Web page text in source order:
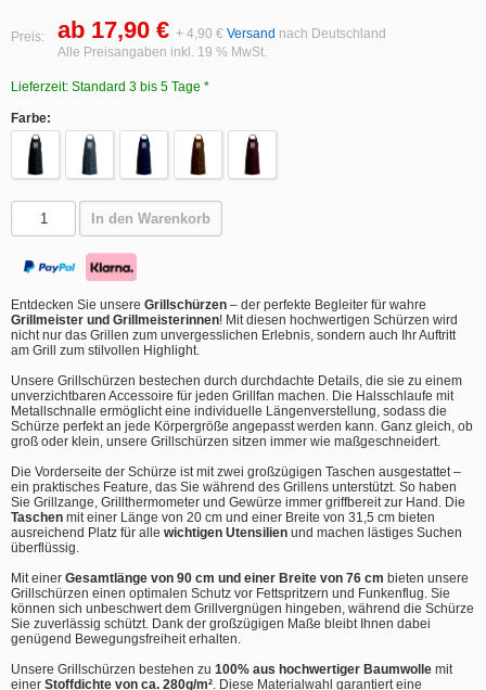
Preis: ab 17,90 € + 4,90 € Versand nach Deutschland
Alle Preisangaben inkl. 19 % MwSt.
Lieferzeit: Standard 3 bis 5 Tage *
Farbe:
In den Warenkorb
Entdecken Sie unsere Grillschürzen – der perfekte Begleiter für wahre
Grillmeister und Grillmeisterinnen! Mit diesen hochwertigen Schürzen wird
nicht nur das Grillen zum unvergesslichen Erlebnis, sondern auch Ihr Auftritt
am Grill zum stilvollen Highlight.
Unsere Grillschürzen bestechen durch durchdachte Details, die sie zu einem
unverzichtbaren Accessoire für jeden Grillfan machen. Die Halsschlaufe mit
Metallschnalle ermöglicht eine individuelle Längenverstellung, sodass die
Schürze perfekt an jede Körpergröße angepasst werden kann. Ganz gleich, ob
groß oder klein, unsere Grillschürzen sitzen immer wie maßgeschneidert.
Die Vorderseite der Schürze ist mit zwei großzügigen Taschen ausgestattet –
ein praktisches Feature, das Sie während des Grillens unterstützt. So haben
Sie Grillzange, Grillthermometer und Gewürze immer griffbereit zur Hand. Die
Taschen mit einer Länge von 20 cm und einer Breite von 31,5 cm bieten
ausreichend Platz für alle wichtigen Utensilien und machen lästiges Suchen
überflüssig.
Mit einer Gesamtlänge von 90 cm und einer Breite von 76 cm bieten unsere
Grillschürzen einen optimalen Schutz vor Fettspritzern und Funkenflug. Sie
können sich unbeschwert dem Grillvergnügen hingeben, während die Schürze
Sie zuverlässig schützt. Dank der großzügigen Maße bleibt Ihnen dabei
genügend Bewegungsfreiheit erhalten.
Unsere Grillschürzen bestehen zu 100% aus hochwertiger Baumwolle mit
einer Stoffdichte von ca. 280g/m² . Diese Materialwahl garantiert eine